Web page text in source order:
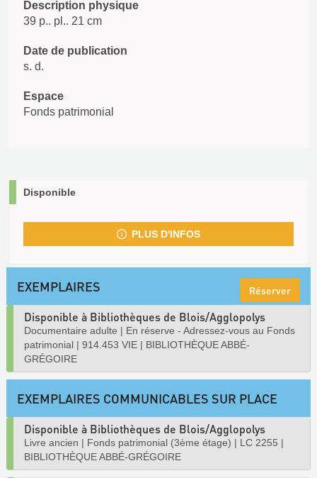
Description physique
39 p.. pl.. 21 cm
Date de publication
s. d.
Espace
Fonds patrimonial
Disponible
PLUS D'INFOS
EXEMPLAIRES Réserver
Disponible à Bibliothèques de Blois/Agglopolys
Documentaire adulte | En réserve - Adressez-vous au Fonds
patrimonial | 914.453 VIE | BIBLIOTHÈQUE ABBÉ-
GRÉGOIRE
EXEMPLAIRES COMMUNICABLES SUR PLACE
Disponible à Bibliothèques de Blois/Agglopolys
Livre ancien | Fonds patrimonial (3ème étage) | LC 2255 |
BIBLIOTHÈQUE ABBÉ-GRÉGOIRE